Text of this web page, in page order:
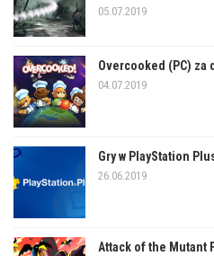
05.07.2019
Overcooked (PC) za
04.07.2019
Gry w PlayStation
26.06.2019
Attack of the Mutant